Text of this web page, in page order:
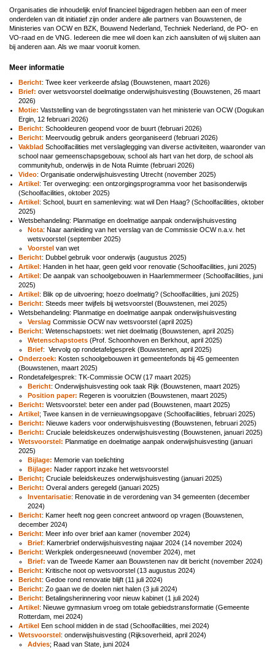
Organisaties die inhoudelijk en/of financieel bijgedragen hebben aan een of meer
onderdelen van dit initiatief zijn onder andere alle partners van Bouwstenen, de
Ministeries van OCW en BZK, Bouwend Nederland, Techniek Nederland, de PO- en
VO-raad en de VNG. Iedereen die mee wil doen kan zich aansluiten of wij sluiten aan
bij anderen aan. Als we maar vooruit komen.
Meer informatie
Bericht: Twee keer verkeerde afslag (Bouwstenen, maart 2026)
Brief: over wetsvoorstel doelmatige onderwijshuisvesting (Bouwstenen, 26 maart
2026)
Motie: Vaststelling van de begrotingsstaten van het ministerie van OCW (Dogukan
Ergin, 12 februari 2026)
Bericht: Schooldeuren geopend voor de buurt (februari 2026)
Bericht: Meervoudig gebruik anders georganiseerd (februari 2026)
Vakblad Schoolfacilities met verslaglegging van diverse activiteiten, waaronder van
school naar gemeenschapsgebouw, school als hart van het dorp, de school als
communityhub, onderwijs in de Nota Ruimte (februari 2026)
Video: Organisatie onderwijshuisvesting Utrecht (november 2025)
Artikel: Ter overweging: een ontzorgingsprogramma voor het basisonderwijs
(Schoolfacilities, oktober 2025)
Artikel: School, buurt en samenleving: wat wil Den Haag? (Schoolfacilities, oktober
2025)
Wetsbehandeling: Planmatige en doelmatige aanpak onderwijshuisvesting
Nota: Naar aanleiding van het verslag van de Commissie OCW n.a.v. het
wetsvoorstel (september 2025)
Voorstel van wet
Bericht: Dubbel gebruik voor onderwijs (augustus 2025)
Artikel: Handen in het haar, geen geld voor renovatie (Schoolfacilities, juni 2025)
Artikel: De aanpak van schoolgebouwen in Haarlemmermeer (Schoolfacilities, juni
2025)
Artikel: Blik op de uitvoering; hoezo doelmatig? (Schoolfacilities, juni 2025)
Bericht: Steeds meer twijfels bij wetsvoorstel (Bouwstenen, mei 2025)
Wetsbehandeling: Planmatige en doelmatige aanpak onderwijshuisvesting
Verslag Commissie OCW nav wetsvoorstel (april 2025)
Bericht: Wetenschapstoets: wet niet doelmatig (Bouwstenen, april 2025)
Wetenschapstoets (Prof. Schoonhoven en Berkhout, april 2025)
Brief: Vervolg op rondetafelgesprek (Bouwstenen, april 2025)
Onderzoek: Kosten schoolgebouwen irt gemeentefonds bij 45 gemeenten
(Bouwstenen, maart 2025)
Rondetafelgesprek: TK-Commissie OCW (17 maart 2025)
Bericht: Onderwijshuisvesting ook taak Rijk (Bouwstenen, maart 2025)
Position paper: Regeren is vooruitzien (Bouwstenen, maart 2025)
Bericht: Wetsvoorstel: beter een ander pad (Bouwstenen, maart 2025)
Artikel; Twee kansen in de vernieuwingsopgave (Schoolfacilities, februari 2025)
Bericht: Nieuwe kaders voor onderwijshuisvesting (Bouwstenen, februari 2025)
Bericht: Cruciale beleidskeuzes onderwijshuisvesting (Bouwstenen, januari 2025)
Wetsvoorstel: Planmatige en doelmatige aanpak onderwijshuisvesting (januari
2025)
Bijlage: Memorie van toelichting
Bijlage: Nader rapport inzake het wetsvoorstel
Bericht; Cruciale beleidskeuzes onderwijshuisvesting (januari 2025)
Bericht: Overal anders geregeld (januari 2025)
Inventarisatie: Renovatie in de verordening van 34 gemeenten (december
2024)
Bericht: Kamer heeft nog geen concreet antwoord op vragen (Bouwstenen,
december 2024)
Bericht: Meer info over brief aan kamer (november 2024)
Brief: Kamerbrief onderwijshuisvesting najaar 2024 (14 november 2024)
Bericht: Werkplek ondergesneeuwd (november 2024), met
Brief: van de Tweede Kamer aan Bouwstenen nav dit bericht (november 2024)
Bericht: Kritische noot op wetsvoorstel (13 augustus 2024)
Bericht: Gedoe rond renovatie blijft (11 juli 2024)
Bericht: Zo gaan we de doelen niet halen (3 juli 2024)
Bericht: Betalingsherinnering voor nieuw kabinet (1 juli 2024)
Artikel: Nieuwe gymnasium vroeg om totale gebiedstransformatie (Gemeente
Rotterdam, mei 2024)
Artikel Een school midden in de stad (Schoolfacilities, mei 2024)
Wetsvoorstel: onderwijshuisvesting (Rijksoverheid, april 2024)
Advies; Raad van State, juni 2024